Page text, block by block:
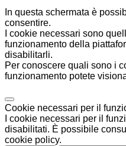
In questa schermata è
consentire.
I cookie necessari sono
funzionamento della
disabilitarli.
Per conoscere quali sono i
funzionamento potete
Cookie necessari per il
I cookie necessari per il
disabilitati. È possibile
cookie policy.